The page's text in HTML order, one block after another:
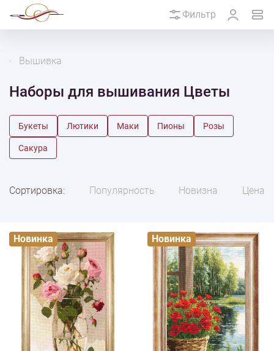
Фильтр
Вышивка
Наборы для вышивания Цветы
Букеты Лютики Маки Пионы Розы
Сакура
Сортировка: Популярность Новизна Цена
Новинка Новинка